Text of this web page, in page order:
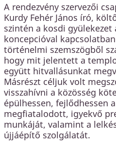
A rendezvény szervezői
Kurdy Fehér János író,
szintén a kosdi gyülekezet
koncepcióval
történelmi szemszögből
hogy mit jelentett a
együtt hitvallásunkat
Másrészt céljuk volt
visszahívni a közösség
épülhessen, fejlődhessen
megfiatalodott, igyekvő
munkáját, valamint a
újjáépítő szolgálatát.